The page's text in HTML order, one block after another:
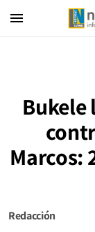
menu
Bukele
Marcos:
Redacción